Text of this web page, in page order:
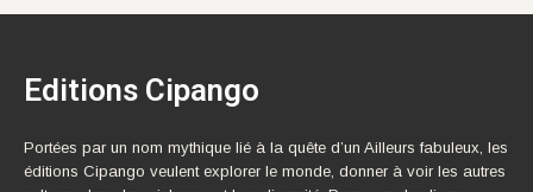
Editions Cipango
Portées par un nom mythique lié à la quête d’un Ailleurs fabuleux, les
éditions Cipango veulent explorer le monde, donner à voir les autres